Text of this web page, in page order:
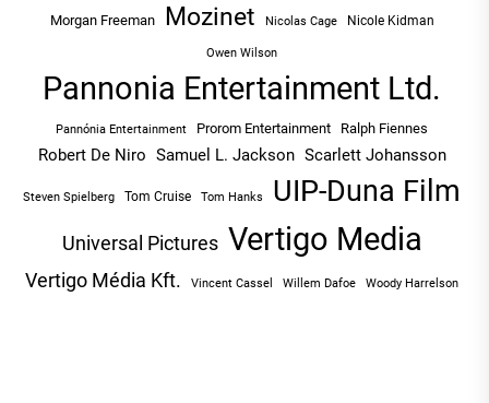
Morgan Freeman Mozinet Nicolas Cage Nicole Kidman
Owen Wilson
Pannonia Entertainment Ltd.
Pannónia Entertainment Prorom Entertainment Ralph Fiennes
Robert De Niro Samuel L. Jackson Scarlett Johansson
Steven Spielberg Tom Cruise Tom Hanks UIP-Duna Film
Universal Pictures Vertigo Media
Vertigo Média Kft. Vincent Cassel Willem Dafoe Woody Harrelson